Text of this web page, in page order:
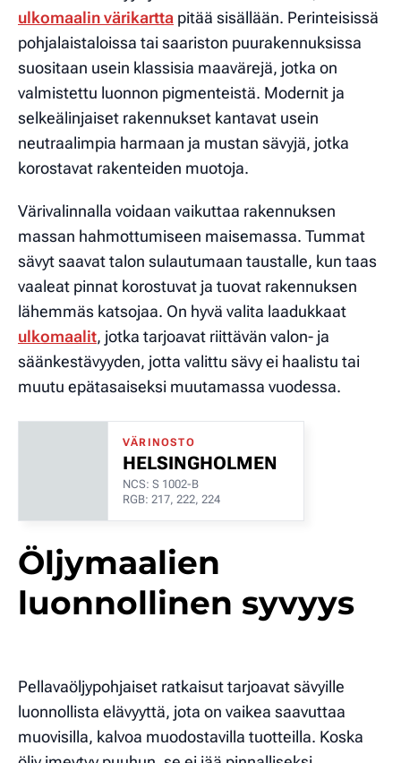
ulkomaalin värikartta pitää sisällään. Perinteisissä
pohjalaistaloissa tai saariston puurakennuksissa
suositaan usein klassisia maavärejä, jotka on
valmistettu luonnon pigmenteistä. Modernit ja
selkeälinjaiset rakennukset kantavat usein
neutraalimpia harmaan ja mustan sävyjä, jotka
korostavat rakenteiden muotoja.
Värivalinnalla voidaan vaikuttaa rakennuksen
massan hahmottumiseen maisemassa. Tummat
sävyt saavat talon sulautumaan taustalle, kun taas
vaaleat pinnat korostuvat ja tuovat rakennuksen
lähemmäs katsojaa. On hyvä valita laadukkaat
ulkomaalit, jotka tarjoavat riittävän valon- ja
säänkestävyyden, jotta valittu sävy ei haalistu tai
muutu epätasaiseksi muutamassa vuodessa.
VÄRINOSTO
HELSINGHOLMEN
NCS: S 1002-B
RGB: 217, 222, 224
Öljymaalien
luonnollinen syvyys
Pellavaöljypohjaiset ratkaisut tarjoavat sävyille
luonnollista elävyyttä, jota on vaikea saavuttaa
muovisilla, kalvoa muodostavilla tuotteilla. Koska